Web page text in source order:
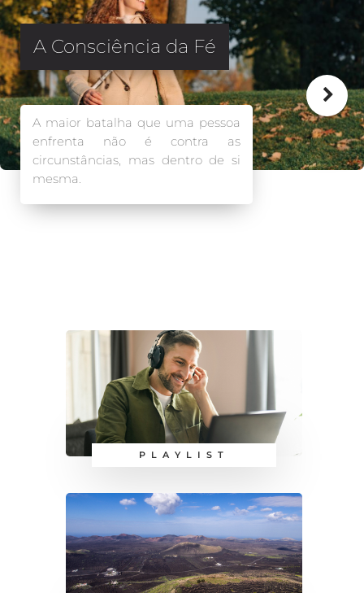
“Bispo Júlio, me sinto
desanimado…”
O Senhor Jesus não Prometeu
que os Batizados com o Espírito
Santo nunca sentiriam cansaço,
tristeza ou pressão, o que Ele
PLAYLIST